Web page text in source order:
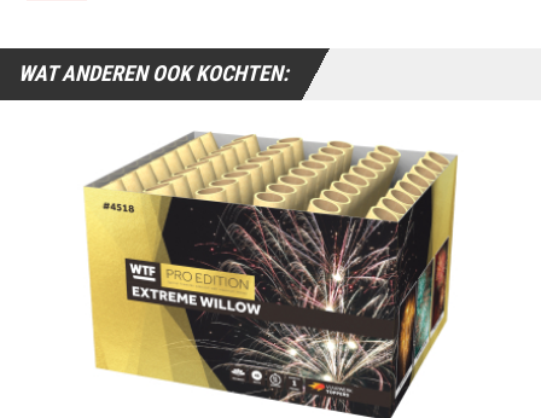
WAT ANDEREN OOK KOCHTEN: